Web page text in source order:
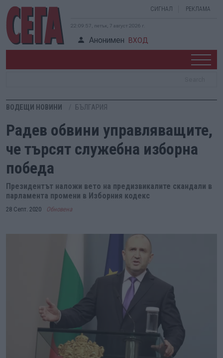
СИГНАЛ РЕКЛАМА
22:09:58, петък, 7 август 2026 г.
Анонимен ВХОД
ВОДЕЩИ НОВИНИ БЪЛГАРИЯ
Радев обвини управляващите,
че търсят служебна изборна
победа
Президентът наложи вето на предизвикалите скандали в
парламента промени в Изборния кодекс
28 Септ. 2020 Обновена